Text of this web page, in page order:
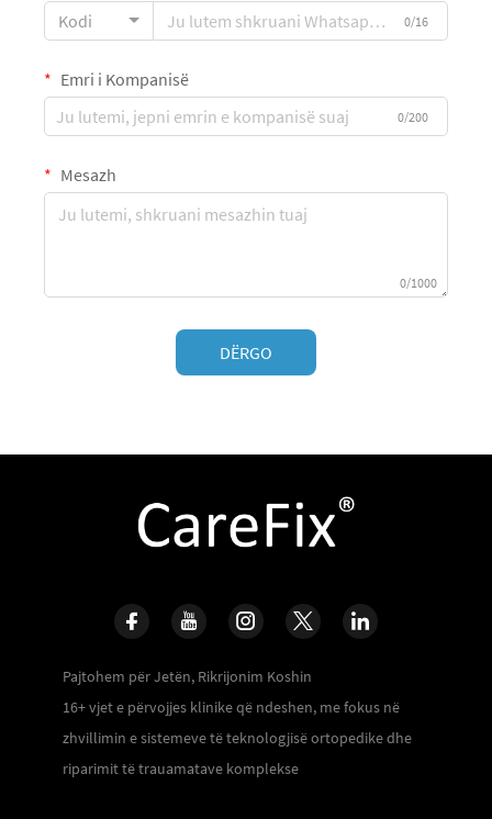
Kodi
0/16
Emri i Kompanisë
0/200
Mesazh
0/1000
DËRGO
Pajtohem për Jetën, Rikrijonim Koshin
16+ vjet e përvojjes klinike që ndeshen, me fokus në
zhvillimin e sistemeve të teknologjisë ortopedike dhe
riparimit të trauamatave komplekse